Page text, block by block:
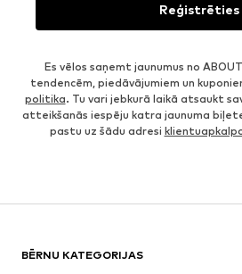
Reģistrēties
Es vēlos saņemt jaunumus no
tendencēm, piedāvājumiem un
politika. Tu vari jebkurā laikā atsaukt
atteikšanās iespēju katra jaunuma
pastu uz šādu adresi
BĒRNU KATEGORIJAS